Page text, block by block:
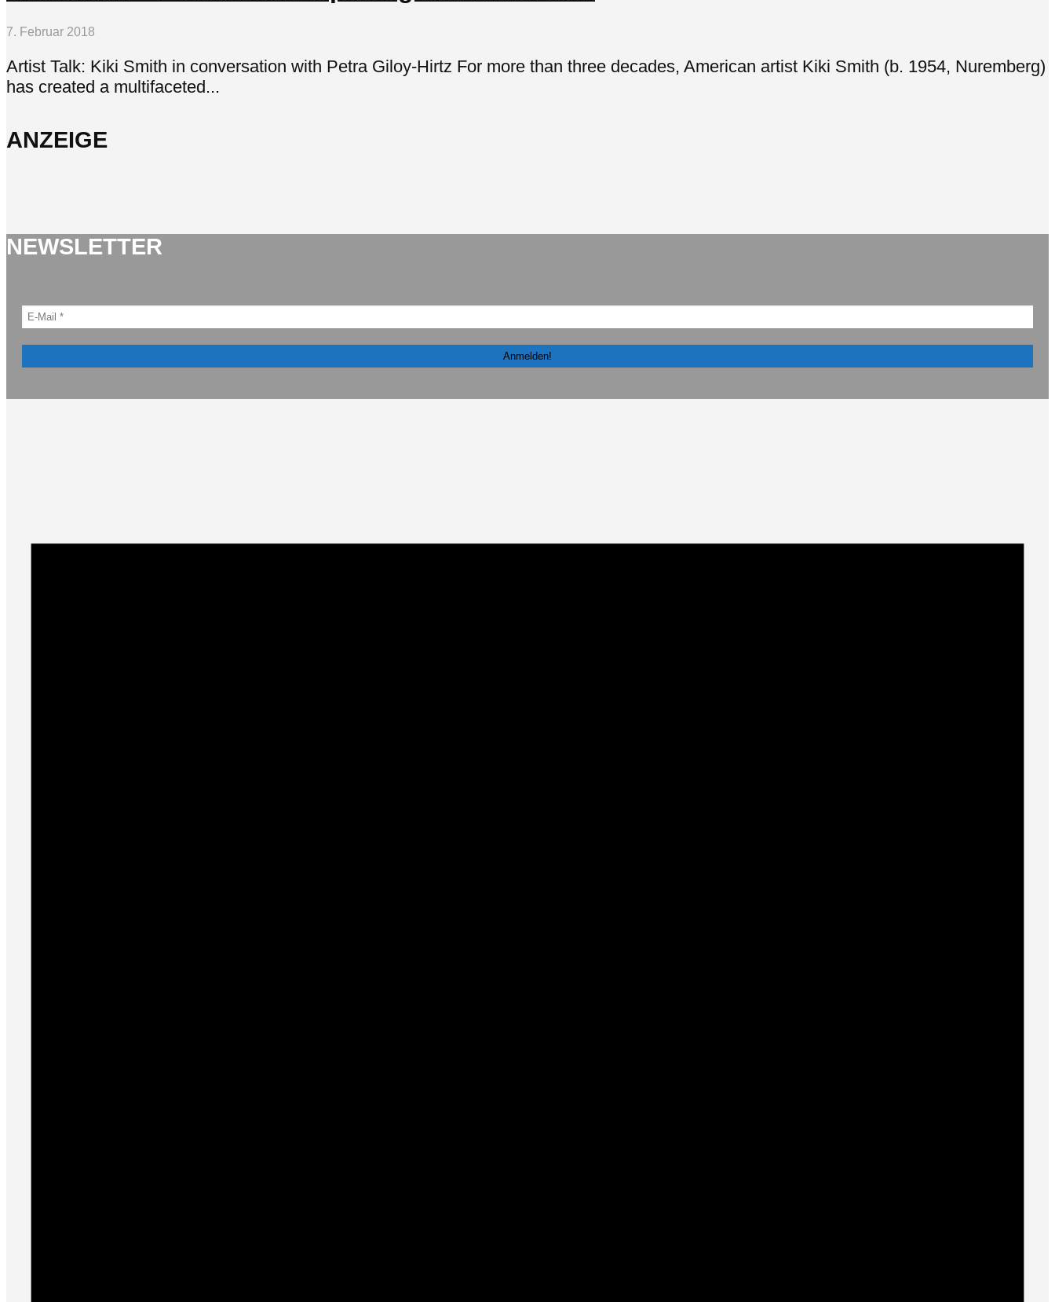
7. Februar 2018
Artist Talk: Kiki Smith in conversation with Petra Giloy-Hirtz For more than three decades, American artist Kiki Smith (b. 1954, Nuremberg)
has created a multifaceted...
ANZEIGE
NEWSLETTER